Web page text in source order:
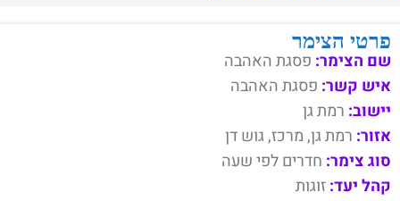
פרטי הצימר
שם הצימר: פסגת האהבה
איש קשר: פסגת האהבה
יישוב: רמת גן
אזור: רמת גן, מרכז, גוש דן
סוג צימר: חדרים לפי שעה
קהל יעד:זוגות